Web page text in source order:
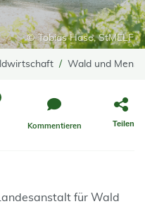
© Tobias Hase, StMELF
Wald und
Kommentieren Teilen
für Wald